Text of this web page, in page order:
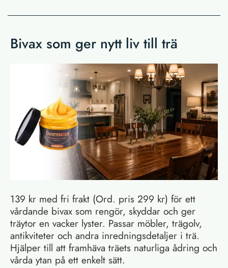
Bivax som ger nytt liv till trä
139 kr med fri frakt (Ord. pris 299 kr) för ett
vårdande bivax som rengör, skyddar och ger
träytor en vacker lyster. Passar möbler, trägolv,
antikviteter och andra inredningsdetaljer i trä.
Hjälper till att framhäva träets naturliga ådring och
vårda ytan på ett enkelt sätt.